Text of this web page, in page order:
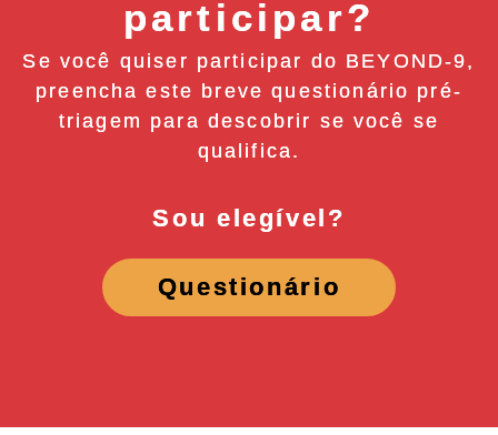
participar?
Se você quiser participar do BEYOND-9,
preencha este breve questionário pré-
triagem para descobrir se você se
qualifica.
Sou elegível?
Questionário